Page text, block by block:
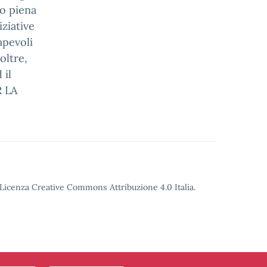
piena
il
LA
Creative Commons Attribuzione 4.0 Italia.